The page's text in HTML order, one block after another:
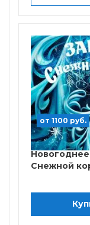
от 1100 руб.
Снежной